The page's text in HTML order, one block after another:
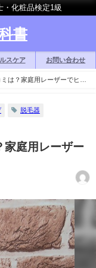
・化粧品検定1級
書
スケア お問い合わせ
は？家庭用レーザーでヒゲ
脱毛器
家庭用レーザー